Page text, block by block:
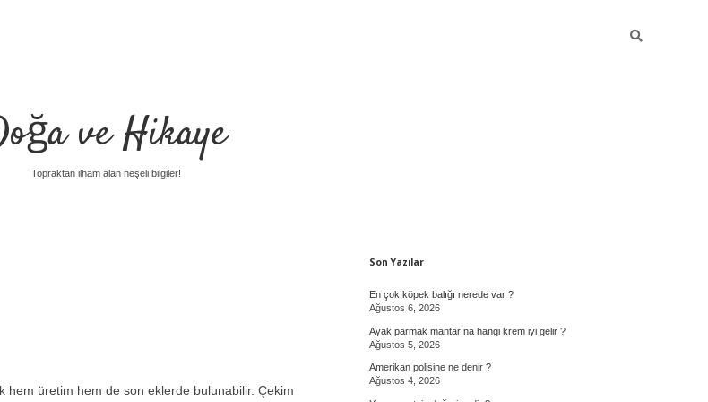
ve Hikaye
Topraktan ilham alan neşeli bilgiler!
hem üretim hem de son eklerde bulunabilir. Çekim
Sidebar
Son Yazılar
En çok köpek balığı nerede var ?
Ağustos 6, 2026
Ayak parmak mantarına hangi krem iyi gelir ?
Ağustos 5, 2026
Amerikan polisine ne denir ?
Ağustos 4, 2026